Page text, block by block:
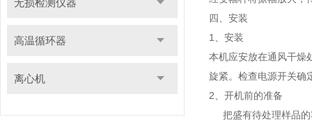
无损检测仪器
高温循环器
离心机
四、安装
1、安装
本机应安放在通风干燥
旋紧。检查电源开关确
2、开机前的准备
把盛有待处理样品的